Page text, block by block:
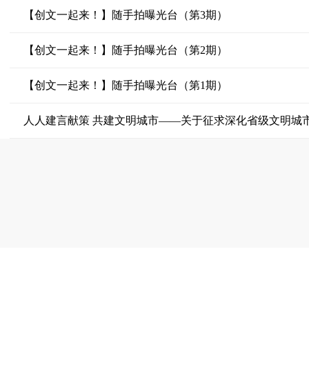
【创文一起来！】随手拍曝光台（第3期）
【创文一起来！】随手拍曝光台（第2期）
【创文一起来！】随手拍曝光台（第1期）
人人建言献策 共建文明城市——关于征求深化省级文明城